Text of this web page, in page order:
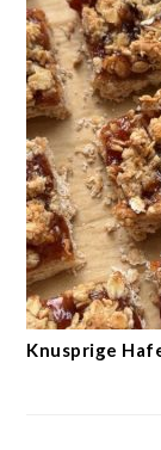
Knusprige